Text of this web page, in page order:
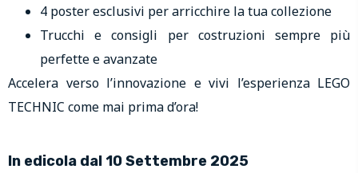
4 poster esclusivi per arricchire la tua collezione
Trucchi e consigli per costruzioni sempre più
perfette e avanzate
Accelera verso l’innovazione e vivi l’esperienza LEGO
TECHNIC come mai prima d’ora!
In edicola dal 10 Settembre 2025